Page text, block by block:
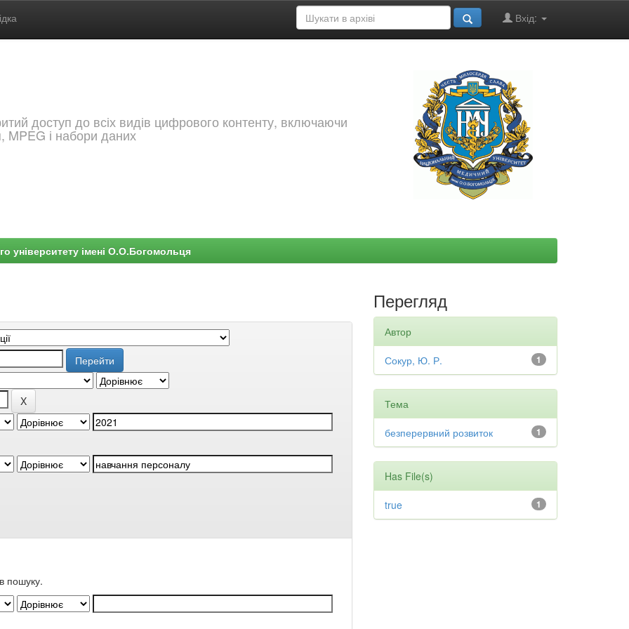
Вхід:
доступ до всіх видів цифрового контенту, включаючи
MPEG і набори даних
університету імені О.О.Богомольця
пошуку.
Перегляд
Автор
1
Сокур, Ю. Р.
Тема
1
безперервний розвиток
Has File(s)
1
true